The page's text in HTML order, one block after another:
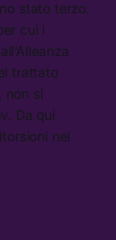
stato terzo.
cui i
trattato
non si
Da qui
nel